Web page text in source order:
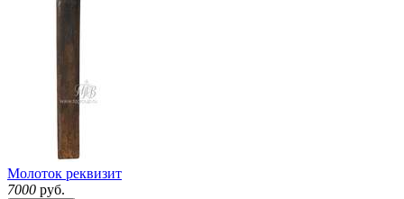
Молоток реквизит
7000 руб.